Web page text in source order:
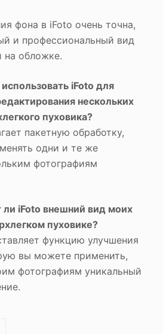
фона в iFoto очень точна,
и профессиональный вид
на обложке.
iFoto для
нескольких
пуховика?
пакетную обработку,
одни и те же
фотографиям
iFoto внешний вид моих
пуховике?
функцию улучшения
вы можете применить,
фотографиям уникальный